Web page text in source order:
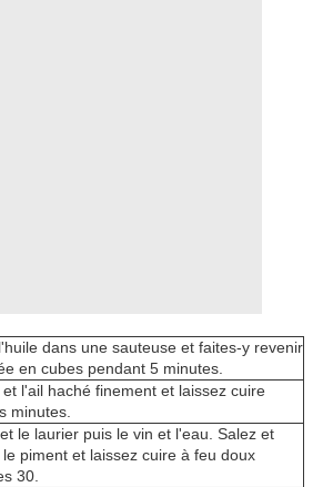
dans une sauteuse et faites-y revenir
en cubes pendant 5 minutes.
l'ail haché finement et laissez cuire
minutes.
le laurier puis le vin et l'eau. Salez et
piment et laissez cuire à feu doux
30.